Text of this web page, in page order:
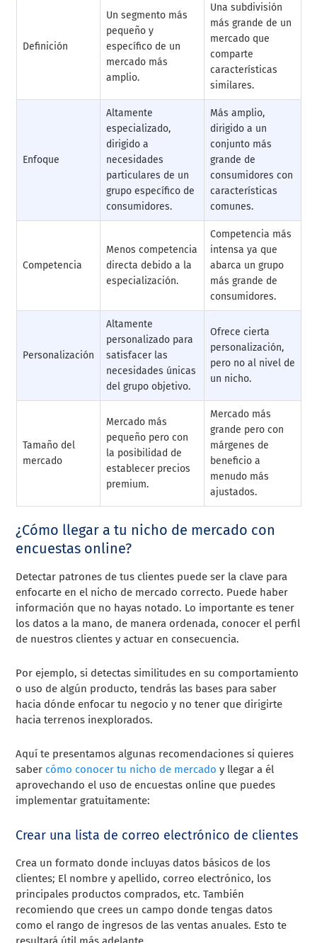
Definición
Un segmento más
pequeño y
específico de un
mercado más
amplio.
Una subdivisión
más grande de un
mercado que
comparte
características
similares.
Enfoque
Altamente
especializado,
dirigido a
necesidades
particulares de un
grupo específico de
consumidores.
Más amplio,
dirigido a un
conjunto más
grande de
consumidores con
características
comunes.
Competencia
Menos competencia
directa debido a la
especialización.
Competencia más
intensa ya que
abarca un grupo
más grande de
consumidores.
Personalización
Altamente
personalizado para
satisfacer las
necesidades únicas
del grupo objetivo.
Ofrece cierta
personalización,
pero no al nivel de
un nicho.
Tamaño del
mercado
Mercado más
pequeño pero con
la posibilidad de
establecer precios
premium.
Mercado más
grande pero con
márgenes de
beneficio a
menudo más
ajustados.
¿Cómo llegar a tu nicho de mercado con
encuestas online?
Detectar patrones de tus clientes puede ser la clave para
enfocarte en el nicho de mercado correcto. Puede haber
información que no hayas notado. Lo importante es tener
los datos a la mano, de manera ordenada, conocer el perfil
de nuestros clientes y actuar en consecuencia.
Por ejemplo, si detectas similitudes en su comportamiento
o uso de algún producto, tendrás las bases para saber
hacia dónde enfocar tu negocio y no tener que dirigirte
hacia terrenos inexplorados.
Aquí te presentamos algunas recomendaciones si quieres
saber cómo conocer tu nicho de mercado y llegar a él
aprovechando el uso de encuestas online que puedes
implementar gratuitamente:
Crear una lista de correo electrónico de clientes
Crea un formato donde incluyas datos básicos de los
clientes; El nombre y apellido, correo electrónico, los
principales productos comprados, etc. También
recomiendo que crees un campo donde tengas datos
como el rango de ingresos de las ventas anuales. Esto te